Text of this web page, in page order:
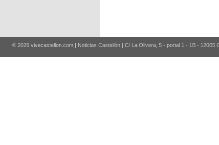
© 2026 vivecastellon.com | Noticias Castellón | C/ La Olivera, 5 - portal 1 - 1B - 12005